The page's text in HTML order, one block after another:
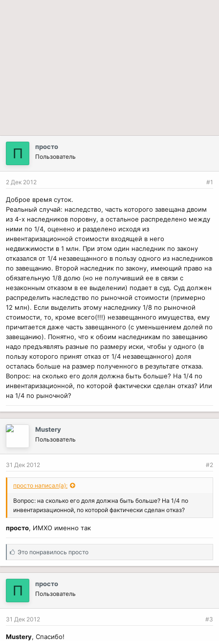
П просто
Пользователь
2 Дек 2012 #1
Доброе время суток.
Реальный случай: наследство, часть которого завещана двоим
из 4-х наследников поровну, а остальное распределено между
ними по 1/4, оценено и разделено исходя из
инвентаризационной стоимости входящей в него
недвижимости в 1 млн. При этом один наследник по закону
отказался от 1/4 незавещанного в пользу одного из наследников
по завещанию. Второй наследник по закону, имеющий право на
обязательную 1/8 долю (но не получивший ее в связи с
незаконным отказом в ее выделении) подает в суд. Суд должен
распределить наследство по рыночной стоимости (примерно
12 млн). Если выделить этому наследнику 1/8 по рыночной
стоимости, то, кроме всего(!!!) незавещанного имущества, ему
причитается даже часть завещанного (с уменьшением долей по
завещанию). Понятно, что к обоим наследникам по завещанию
надо предъявлять разные по размеру иски, чтобы у одного (в
пользу которого принят отказ от 1/4 незавещанного) доля
осталась больше на размер полученного в результате отказа.
Вопрос: на сколько его доля должна быть больше? На 1/4 по
инвентаризационной, по которой фактически сделан отказ? Или
на 1/4 по рыночной?
Mustery
Пользователь
31 Дек 2012 #2
просто написал(а):
Вопрос: на сколько его доля должна быть больше? На 1/4 по
инвентаризационной, по которой фактически сделан отказ?
просто, ИМХО именно так
С
и
п
а
и
и
Это понравилось просто
П просто
Пользователь
31 Дек 2012 #3
Mustery, Спасибо!